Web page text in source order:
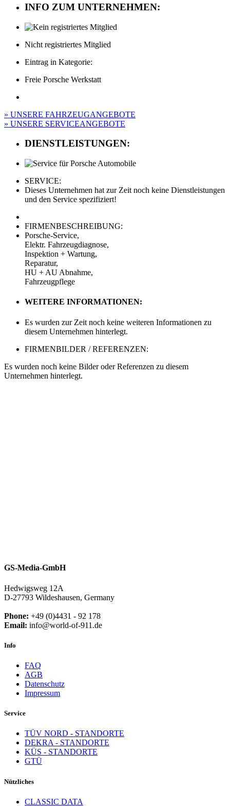
INFO ZUM UNTERNEHMEN:
Nicht registriertes Mitglied
Eintrag in Kategorie:
Freie Porsche Werkstatt
» UNSERE FAHRZEUGANGEBOTE
» UNSERE SERVICEANGEBOTE
DIENSTLEISTUNGEN:
SERVICE:
Dieses Unternehmen hat zur Zeit noch keine Dienstleistungen
und den Service spezifiziert!
FIRMENBESCHREIBUNG:
Porsche-Service,
Elektr. Fahrzeugdiagnose,
Inspektion + Wartung,
Reparatur,
HU + AU Abnahme,
Fahrzeugpflege
WEITERE INFORMATIONEN:
Es wurden zur Zeit noch keine weiteren Informationen zu
diesem Unternehmen hinterlegt.
FIRMENBILDER / REFERENZEN:
Es wurden noch keine Bilder oder Referenzen zu diesem
Unternehmen hinterlegt.
GS-Media-GmbH
Hedwigsweg 12A
D-27793 Wildeshausen, Germany
Phone: +49 (0)4431 - 92 178
Email: info@world-of-911.de
Info
FAQ
AGB
Datenschutz
Impressum
Service
TÜV NORD - STANDORTE
DEKRA - STANDORTE
KÜS - STANDORTE
GTÜ
Nützliches
CLASSIC DATA